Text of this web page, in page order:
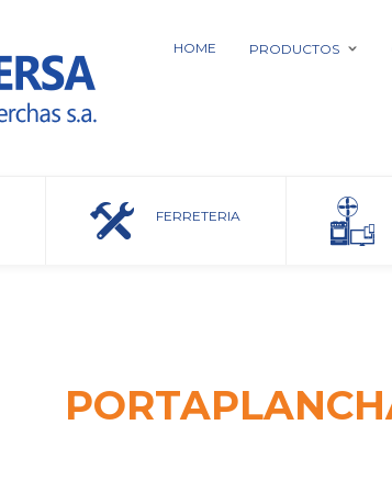
HOME PRODUCTOS
FERRETERIA